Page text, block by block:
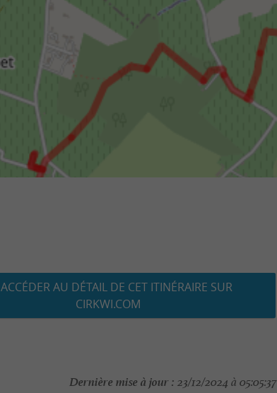
ACCÉDER AU DÉTAIL DE CET ITINÉRAIRE SUR
CIRKWI.COM
Dernière mise à jour : 23/12/2024 à 05:05:37